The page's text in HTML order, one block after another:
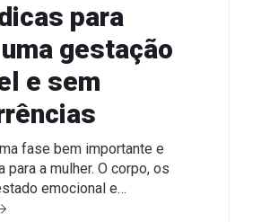
para
gestação
e sem
fase bem importante e
para a mulher. O corpo, os
emocional e…